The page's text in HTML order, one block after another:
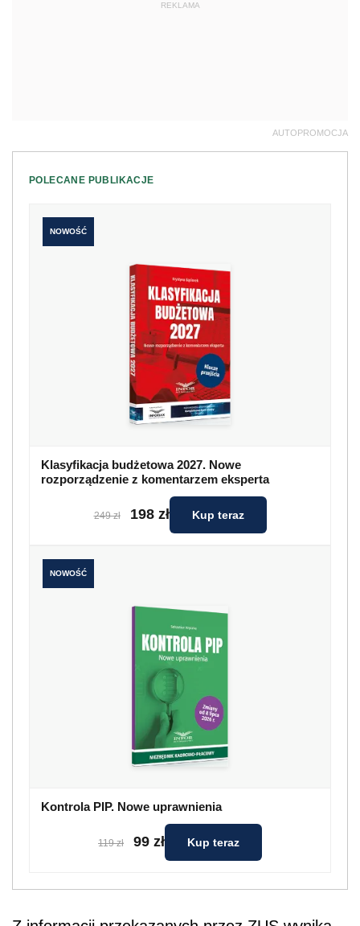
REKLAMA
AUTOPROMOCJA
POLECANE PUBLIKACJE
NOWOŚĆ
Klasyfikacja budżetowa 2027. Nowe
rozporządzenie z komentarzem eksperta
249 zł 198 zł Kup teraz
NOWOŚĆ
Kontrola PIP. Nowe uprawnienia
119 zł 99 zł Kup teraz